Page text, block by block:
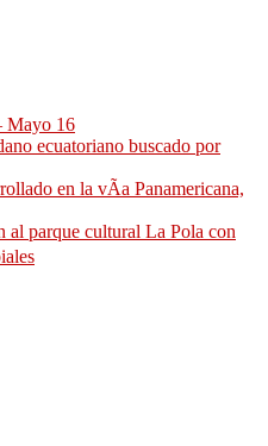
Mayo 16
ecuatoriano buscado por
en la vÃ­a Panamericana,
al parque cultural La Pola con